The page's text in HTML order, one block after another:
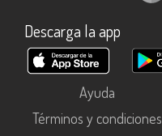
Descarga la app
Ayuda
Términos y condiciones